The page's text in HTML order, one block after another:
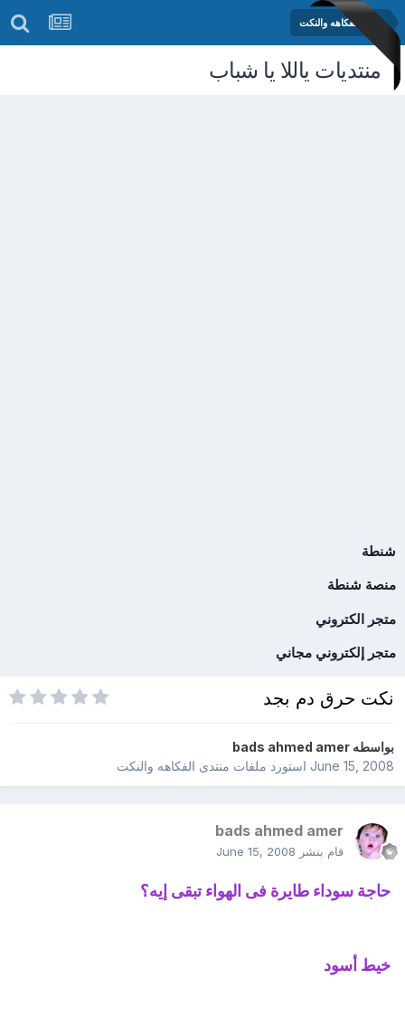
منتدى الفكاهه والنكت
منتديات ياللا يا شباب
شنطة
منصة شنطة
متجر الكتروني
متجر إلكتروني مجاني
نكت حرق دم بجد
بواسطهbads ahmed amer
June 15, 2008استورد ملفات منتدى الفكاهه والنكت
bads ahmed amer
قام بنشر June 15, 2008
حاجة سوداء طايرة فى الهواء تبقى إيه؟
خيط أسود